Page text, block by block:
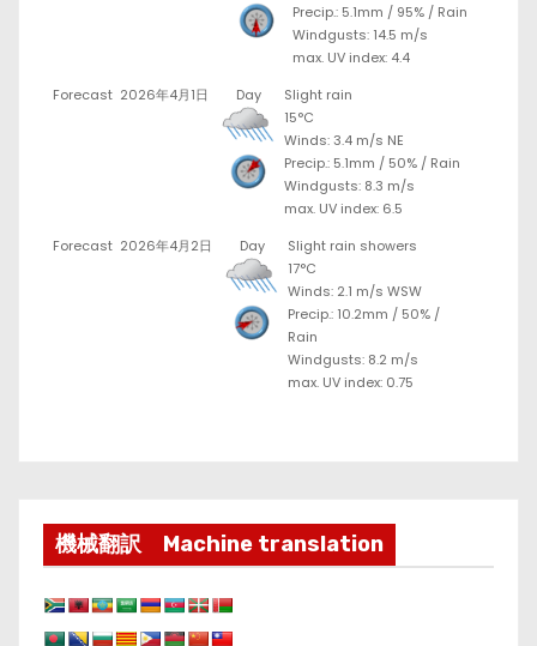
Precip.: 5.1mm / 95% / Rain
Windgusts: 14.5 m/s
max. UV index: 4.4
Forecast 2026年4月1日 Day
Slight rain
15°C
Winds: 3.4 m/s NE
Precip.: 5.1mm / 50% / Rain
Windgusts: 8.3 m/s
max. UV index: 6.5
Forecast 2026年4月2日 Day
Slight rain showers
17°C
Winds: 2.1 m/s WSW
Precip.: 10.2mm / 50% /
Rain
Windgusts: 8.2 m/s
max. UV index: 0.75
機械翻訳 Machine translation